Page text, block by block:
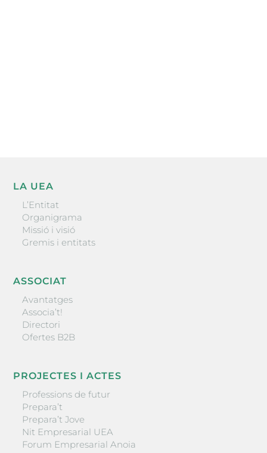
LA UEA
L’Entitat
Organigrama
Missió i visió
Gremis i entitats
ASSOCIAT
Avantatges
Associa’t!
Directori
Ofertes B2B
PROJECTES I ACTES
Professions de futur
Prepara’t
Prepara’t Jove
Nit Empresarial UEA
Forum Empresarial Anoia